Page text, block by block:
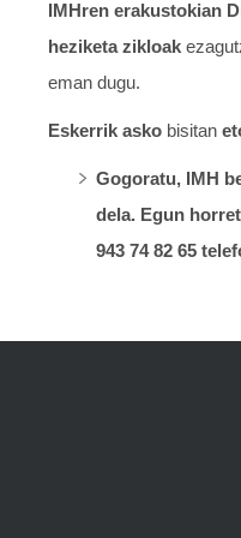
IMHren erakustokian
heziketa zikloak
eman dugu.
Eskerrik asko bisitan
Gogoratu, IMH
dela. Egun
943 74 82 65